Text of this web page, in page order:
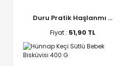
Duru Pratik Haşlanmı ...
Fiyat : 51,90 TL